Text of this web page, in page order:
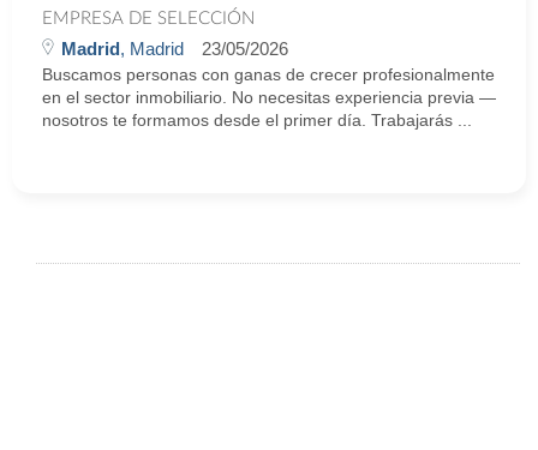
EMPRESA DE SELECCIÓN
Madrid, Madrid 23/05/2026
Buscamos personas con ganas de crecer profesionalmente
en el sector inmobiliario. No necesitas experiencia previa —
nosotros te formamos desde el primer día. Trabajarás ...